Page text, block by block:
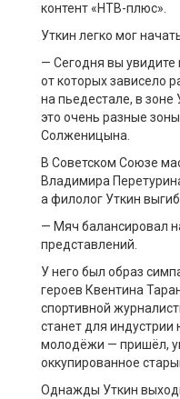
контент «НТВ-плюс».
Уткин легко мог
— Сегодня вы увидите
от которых зависело
на пьедестале, в
это очень разные
Солженицына.
В Советском Союзе
Владимира
а филолог Уткин
— Мяч балансировал
представлений.
У него был образ
героев Квентина
спортивной
станет для
молодёжи — пришёл,
оккупированное
Однажды Уткин